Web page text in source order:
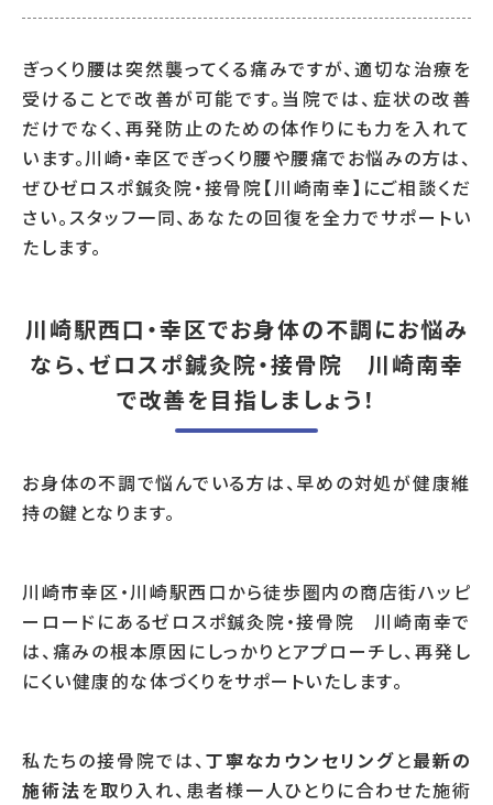
ぎっくり腰は突然襲ってくる痛みですが、適切な治療を
受けることで改善が可能です。当院では、症状の改善
だけでなく、再発防止のための体作りにも力を入れて
います。川崎・幸区でぎっくり腰や腰痛でお悩みの方は、
ぜひゼロスポ鍼灸院・接骨院【川崎南幸】にご相談くだ
さい。スタッフ一同、あなたの回復を全力でサポートい
たします。
川崎駅西口・幸区でお身体の不調にお悩み
なら、ゼロスポ鍼灸院・接骨院 川崎南幸
で改善を目指しましょう！
お身体の不調で悩んでいる方は、早めの対処が健康維
持の鍵となります。
川崎市幸区・川崎駅西口から徒歩圏内の商店街ハッピ
ーロードにあるゼロスポ鍼灸院・接骨院 川崎南幸で
は、痛みの根本原因にしっかりとアプローチし、再発し
にくい健康的な体づくりをサポートいたします。
私たちの接骨院では、丁寧なカウンセリングと最新の
施術法を取り入れ、患者様一人ひとりに合わせた施術